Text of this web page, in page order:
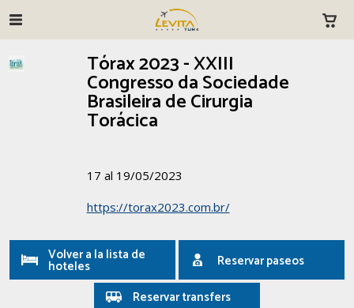
Tórax 2023 - XXIII
Congresso da Sociedade
Brasileira de Cirurgia
Torácica
17 al 19/05/2023
https://torax2023.com.br/
Volver a la lista de
hoteles
Reservar paseos
Reservar transfers